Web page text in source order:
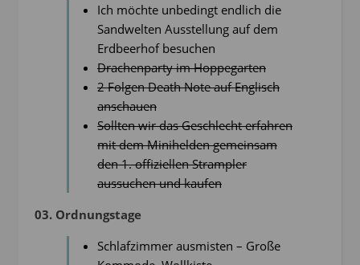
Ich möchte unbedingt endlich die
Sandwelten Ausstellung auf dem
Erdbeerhof besuchen
Drachenparty im Hoppegarten
2 Folgen Death Note auf Englisch
anschauen
Sollten wir das Geschlecht erfahren
mit dem Minihelden gemeinsam
den 1. offiziellen Strampler
aussuchen und kaufen
03. Ordnungstage
Schlafzimmer ausmisten – Große